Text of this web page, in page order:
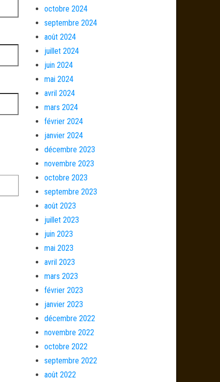
octobre 2024
septembre 2024
août 2024
juillet 2024
juin 2024
mai 2024
avril 2024
mars 2024
février 2024
janvier 2024
décembre 2023
novembre 2023
octobre 2023
septembre 2023
août 2023
juillet 2023
juin 2023
mai 2023
avril 2023
mars 2023
février 2023
janvier 2023
décembre 2022
novembre 2022
octobre 2022
septembre 2022
août 2022